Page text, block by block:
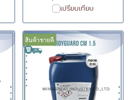
เปรียบเทียบ
สินค้าขายดี